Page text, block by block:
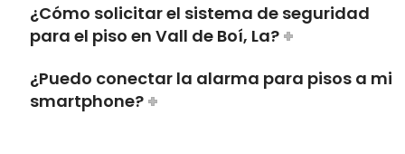
¿Cómo solicitar el sistema de seguridad
para el piso en Vall de Boí, La?
¿Puedo conectar la alarma para pisos a mi
smartphone?